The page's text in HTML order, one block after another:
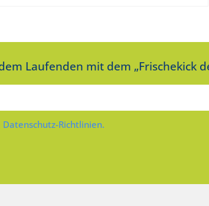
Laufenden mit dem „Frischekick
Richtlinien.